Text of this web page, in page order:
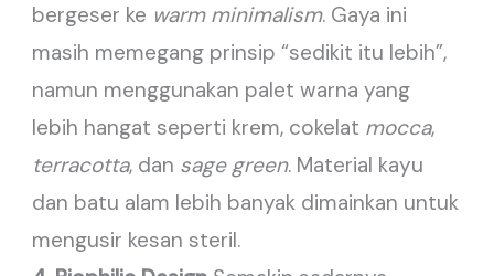
bergeser ke warm minimalism. Gaya ini
masih memegang prinsip “sedikit itu lebih”,
namun menggunakan palet warna yang
lebih hangat seperti krem, cokelat mocca,
terracotta, dan sage green. Material kayu
dan batu alam lebih banyak dimainkan untuk
mengusir kesan steril.